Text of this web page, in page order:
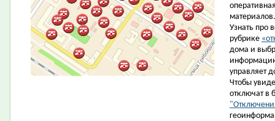
материалов.
Узнать про
рубрике
дома и
управляет
Чтобы
отключат в